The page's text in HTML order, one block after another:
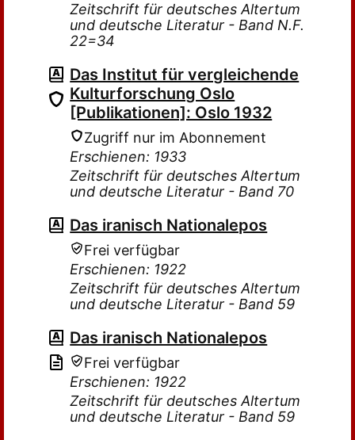
Zeitschrift für deutsches Altertum
und deutsche Literatur - Band N.F.
22=34
Das Institut für vergleichende
Kulturforschung Oslo
[Publikationen]: Oslo 1932
Zugriff nur im Abonnement
Erschienen: 1933
Zeitschrift für deutsches Altertum
und deutsche Literatur - Band 70
Das iranisch Nationalepos
Frei verfügbar
Erschienen: 1922
Zeitschrift für deutsches Altertum
und deutsche Literatur - Band 59
Das iranisch Nationalepos
Frei verfügbar
Erschienen: 1922
Zeitschrift für deutsches Altertum
und deutsche Literatur - Band 59